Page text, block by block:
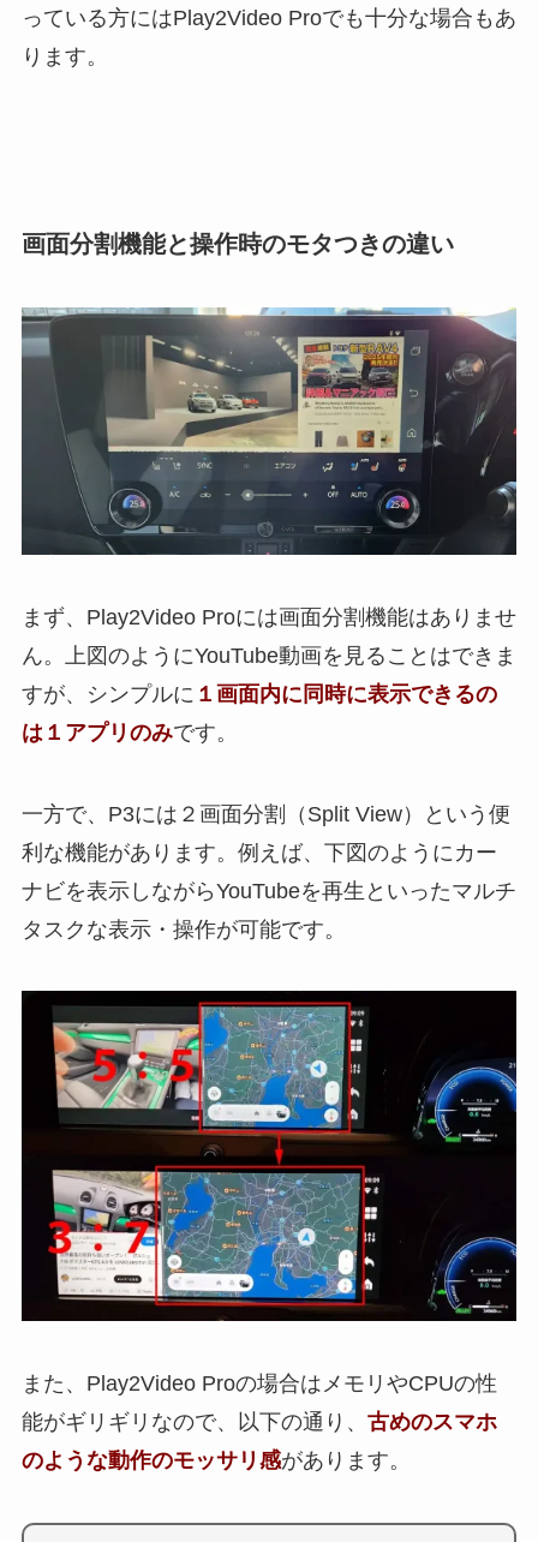
っている方にはPlay2Video Proでも十分な場合もあ
ります。
画面分割機能と操作時のモタつきの違い
まず、Play2Video Proには画面分割機能はありませ
ん。上図のようにYouTube動画を見ることはできま
すが、シンプルに １画面内に同時に表示できるの
は１アプリのみです。
一方で、P3には２画面分割（Split View）という便
利な機能があります。例えば、下図のようにカー
ナビを表示しながらYouTubeを再生といったマルチ
タスクな表示・操作が可能です。
また、Play2Video Proの場合はメモリやCPUの性
能がギリギリなので、以下の通り、 古めのスマホ
のような動作のモッサリ感があります。